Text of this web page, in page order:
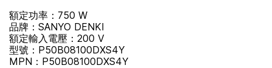
額定功率：750 W
品牌：SANYO DENKI
額定輸入電壓：200 V
型號：P50B08100DXS4Y
MPN：P50B08100DXS4Y